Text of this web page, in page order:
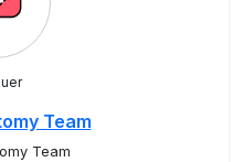
Team
Team